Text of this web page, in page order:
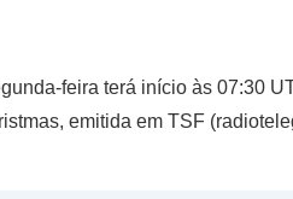
feira terá início às 07:30
emitida em TSF